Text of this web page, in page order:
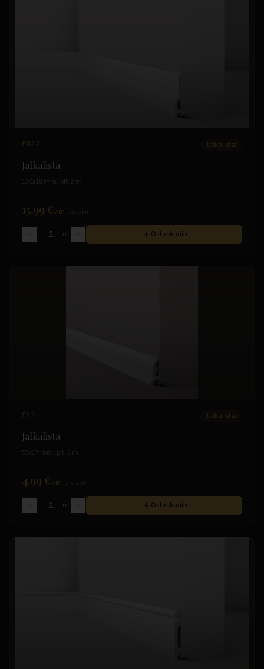
FD22 Jalkalistat
Jalkalista
130x18 mm, pit. 2 m
15.99 € /m
m Ostoskoriin
FL3 Jalkalistat
Jalkalista
55x17 mm, pit. 2 m
4.99 € /m
m Ostoskoriin